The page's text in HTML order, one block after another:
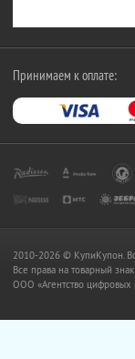
Принимаем к оплате:
2010-2026 © КупиКупон.
Все права на товарный
OOO «Агентство